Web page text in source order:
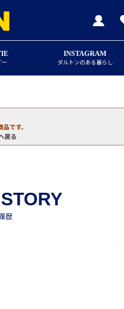
ー
INSTAGRAM
ダルトンのある暮らし
です。
戻る